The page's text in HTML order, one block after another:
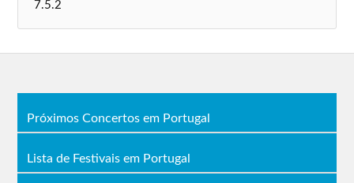
Próximos Concertos em Portugal
Lista de Festivais em Portugal